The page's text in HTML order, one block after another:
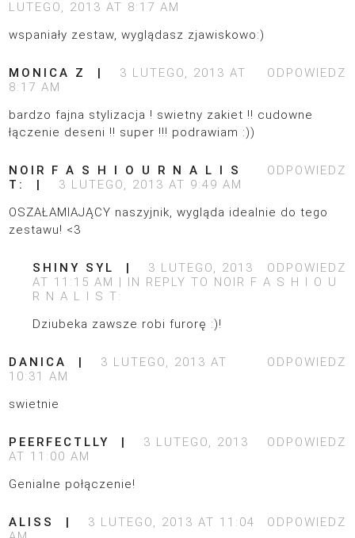
LUTEGO, 2013 AT 8:17 AM
wspaniały zestaw, wyglądasz zjawiskowo:)
ODPOWIEDZ
MONICA Z
3 LUTEGO, 2013 AT
8:17 AM
bardzo fajna stylizacja ! swietny zakiet !! cudowne
łączenie deseni !! super !!! podrawiam :))
ODPOWIEDZ
NOIR F A S H I O U R N A L I S
T:
3 LUTEGO, 2013 AT 9:49 AM
OSZAŁAMIAJĄCY naszyjnik, wygląda idealnie do tego
zestawu! <3
ODPOWIEDZ
SHINY SYL
3 LUTEGO, 2013
AT 11:15 AM
IN REPLY TO NOIR F A S H I O U
R N A L I S T:
Dziubeka zawsze robi furorę :)!
ODPOWIEDZ
DANICA
3 LUTEGO, 2013 AT
10:31 AM
swietnie
ODPOWIEDZ
PEERFECTLLY
3 LUTEGO, 2013
AT 11:00 AM
Genialne połączenie!
ODPOWIEDZ
ALISS
3 LUTEGO, 2013 AT 11:04